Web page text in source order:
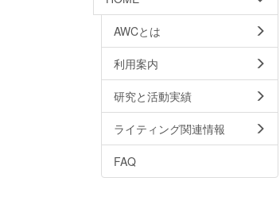
AWCとは
利用案内
研究と活動実績
ライティング関連情報
FAQ